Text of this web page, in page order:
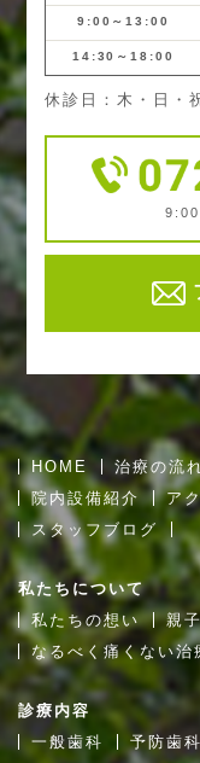
9:00～13:00
14:30～18:00
休診日：木・日・
HOME 治療の流
院内設備紹介
ア
スタッフブログ
私たちについて
私たちの想い
親
なるべく痛くない治
診療内容
一般歯科
予防歯科